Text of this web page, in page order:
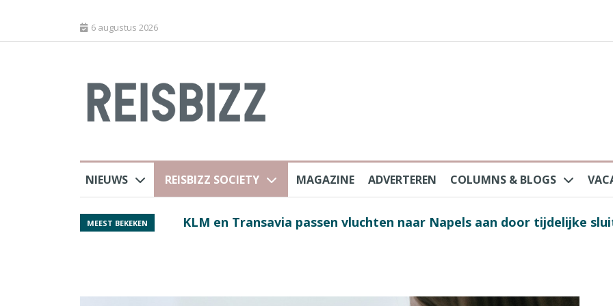
6 augustus 2026
NIEUWS REISBIZZ SOCIETY MAGAZINE ADVERTEREN COLUMNS & BLOGS
MEEST BEKEKEN
luchthaven
Spaans verkeersbureau na protesten massatoerisme: ‘Nederlandse